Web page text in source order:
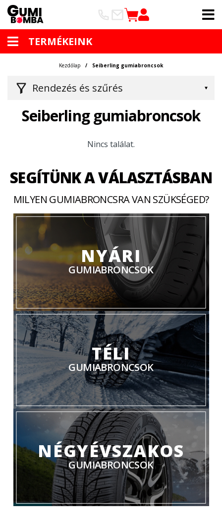
TERMÉKEINK
Rendezés és szűrés
Kezdőlap Seiberling gumiabroncsok
Seiberling gumiabroncsok
Nincs találat.
SEGÍTÜNK A VÁLASZTÁSBAN
MILYEN GUMIABRONCSRA VAN SZÜKSÉGED?
NYÁRI
GUMIABRONCSOK
TÉLI
GUMIABRONCSOK
NÉGYÉVSZAKOS
GUMIABRONCSOK